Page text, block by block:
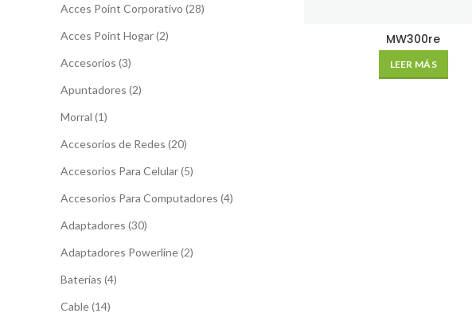
Acces Point Corporativo 2828
Acces Point Hogar 22
Accesorios 33
Apuntadores 22
Morral 11
Accesorios de Redes 2020
Accesorios Para Celular 55
Accesorios Para Computadores 44
Adaptadores 3030
Adaptadores Powerline 22
Baterias 44
Cable 1414
MW300re
LEER MÁS